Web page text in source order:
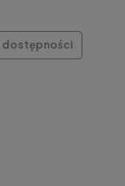
dostępności